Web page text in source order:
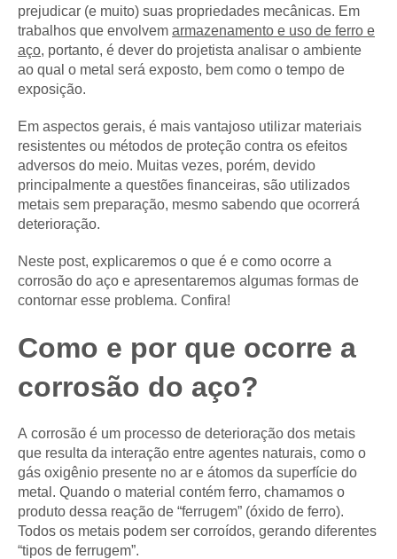
prejudicar (e muito) suas propriedades mecânicas. Em
trabalhos que envolvem armazenamento e uso de ferro e
aço, portanto, é dever do projetista analisar o ambiente
ao qual o metal será exposto, bem como o tempo de
exposição.
Em aspectos gerais, é mais vantajoso utilizar materiais
resistentes ou métodos de proteção contra os efeitos
adversos do meio. Muitas vezes, porém, devido
principalmente a questões financeiras, são utilizados
metais sem preparação, mesmo sabendo que ocorrerá
deterioração.
Neste post, explicaremos o que é e como ocorre a
corrosão do aço e apresentaremos algumas formas de
contornar esse problema. Confira!
Como e por que ocorre a
corrosão do aço?
A corrosão é um processo de deterioração dos metais
que resulta da interação entre agentes naturais, como o
gás oxigênio presente no ar e átomos da superfície do
metal. Quando o material contém ferro, chamamos o
produto dessa reação de “ferrugem” (óxido de ferro).
Todos os metais podem ser corroídos, gerando diferentes
“tipos de ferrugem”.